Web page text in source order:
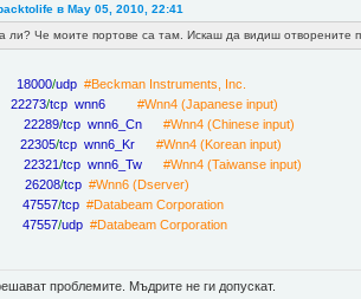
в May 05, 2010, 22:41
ли? Че моите портове са там. Искаш да видиш отворените
18000/udp#Beckman Instruments, Inc.
/tcp wnn6#Wnn4 (Japanese input)
22289/tcp wnn6_Cn#Wnn4 (Chinese input)
22305/tcp wnn6_Kr#Wnn4 (Korean input)
22321/tcp wnn6_Tw#Wnn4 (Taiwanse input)
26208/tcp#Wnn6 (Dserver)
47557/tcp#Databeam Corporation
47557/udp#Databeam Corporation
проблемите. Мъдрите не ги допускат.